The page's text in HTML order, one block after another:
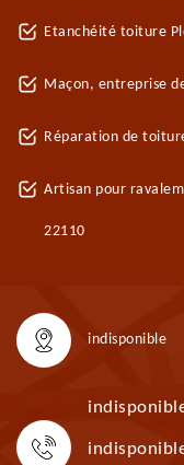
Etanchéité toiture
Maçon, entreprise
Réparation de
Artisan pour
22110
indisponible